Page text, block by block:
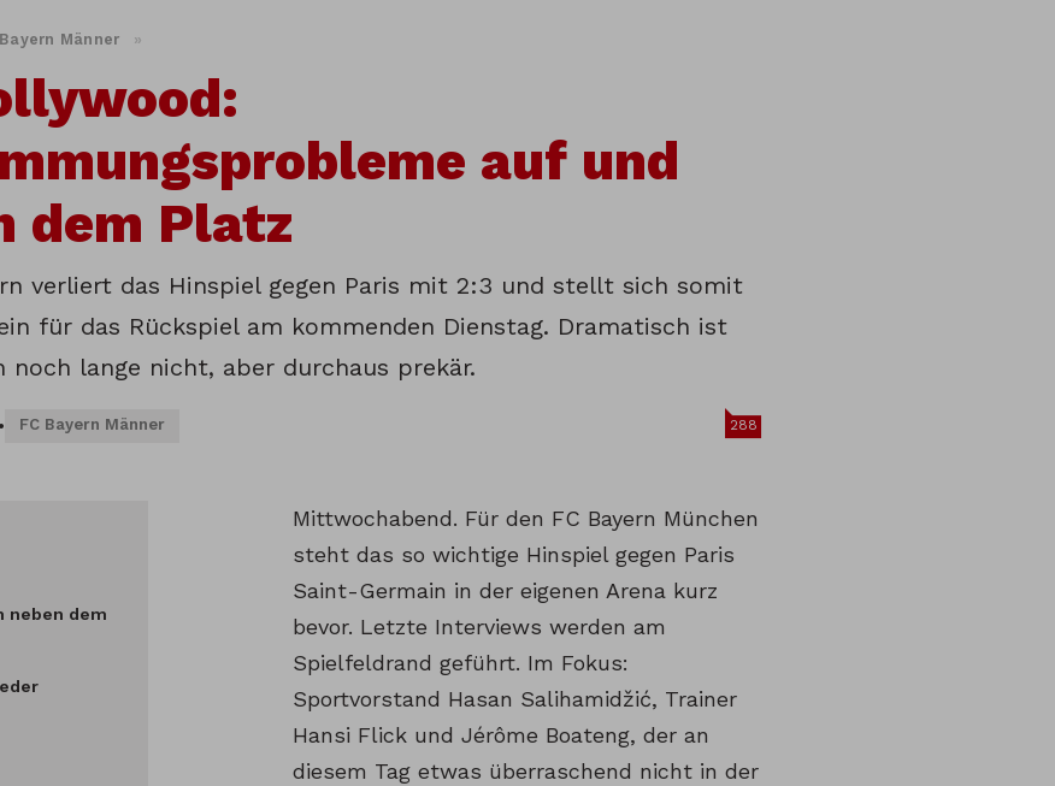
Männer »
auf und
dem Platz
verliert das Hinspiel gegen Paris mit 2:3 und stellt sich somit
für das Rückspiel am kommenden Dienstag. Dramatisch ist
noch lange nicht, aber durchaus prekär.
• FC Bayern Männer 288
neben dem
Mittwochabend. Für den FC Bayern München
steht das so wichtige Hinspiel gegen Paris
Saint-Germain in der eigenen Arena kurz
bevor. Letzte Interviews werden am
Spielfeldrand geführt. Im Fokus:
Sportvorstand Hasan Salihamidžić, Trainer
Hansi Flick und Jérôme Boateng, der an
diesem Tag etwas überraschend nicht in der